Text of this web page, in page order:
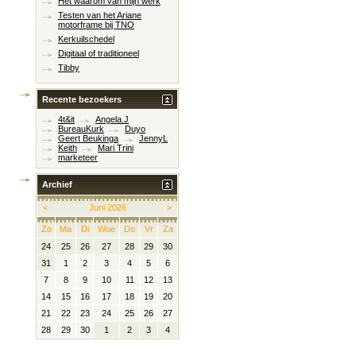
Testen van het Ariane
motorframe bij TNO
Kerkuilschedel
Digitaal of traditioneel
Tibby
Recente bezoekers
4t&it
Angela.J
BureauKurk
Duyo
Geert Beukinga
JennyL
Keith
Mari Trini
marketeer
Archief
< >
Juni 2026
Zo Ma Di Woe Do Vr
Za
24
25 26 27 28 29
30
31
1 2 3 4 5
6
7
8 9 10 11 12
13
14
15 16 17 18 19
20
21
22 23 24 25 26
27
28
29 30 1 2 3 4